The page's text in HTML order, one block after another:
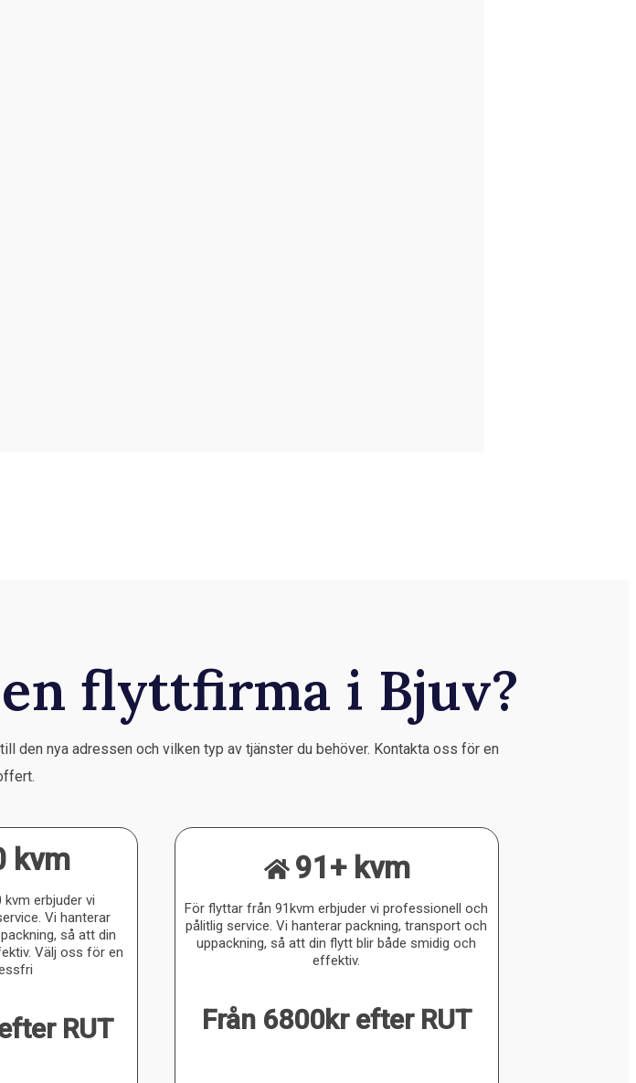
flyttfirma i Bjuv?
den nya adressen och vilken typ av tjänster du behöver. Kontakta oss för en
kvm
erbjuder vi
Vi hanterar
så att din
Välj oss för en
RUT
91+ kvm
För flyttar från 91kvm erbjuder vi professionell och
pålitlig service. Vi hanterar packning, transport och
uppackning, så att din flytt blir både smidig och
effektiv.
Från 6800kr efter RUT